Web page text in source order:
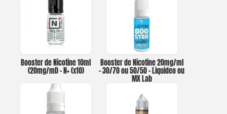
Booster de Nicotine 10ml
(20mg/ml) – N+ (x10)
Booster de Nicotine 20mg/ml
– 30/70 ou 50/50 – Liquideo ou
MX Lab